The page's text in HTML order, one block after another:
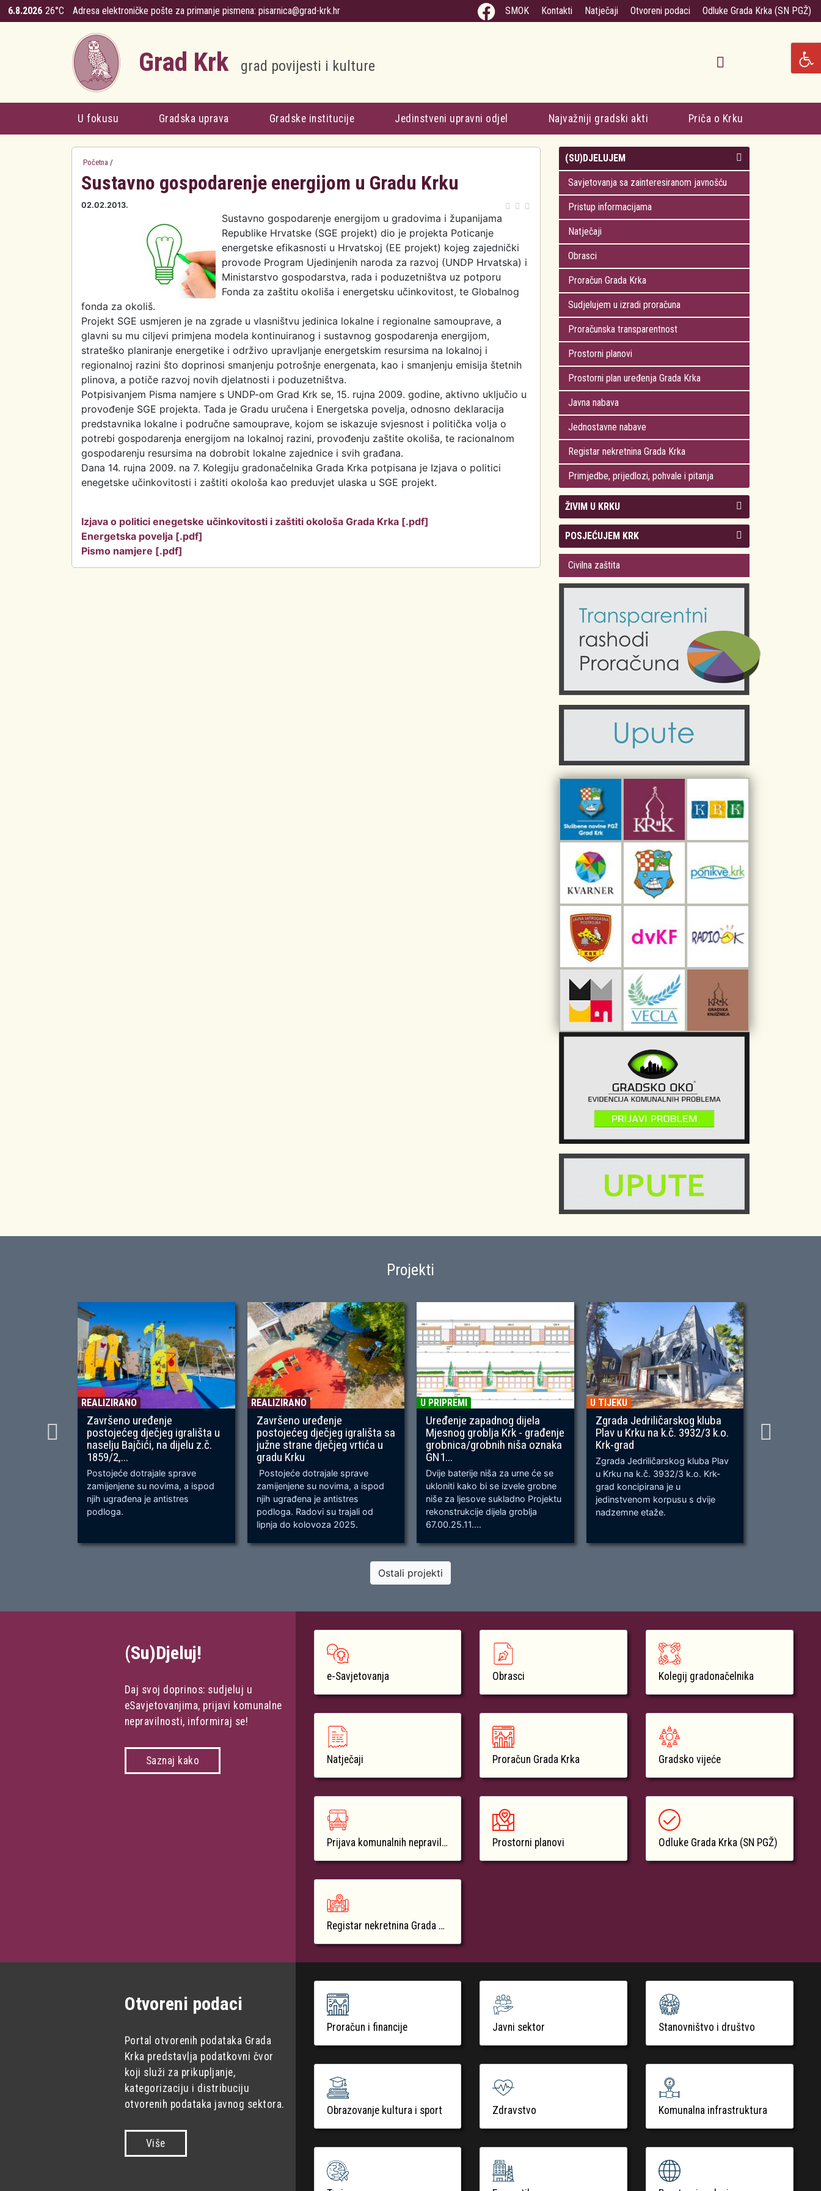
Skoči na glavni sadržaj
6.8.2026 26°C Adresa elektroničke pošte za primanje pismena: pisarnica@grad-krk.hr SMOK Kontakti Natječaji Otvoreni podaci Odluke Grada Krka (SN PGŽ)
Grad Krk grad povijesti i kulture
U fokusu Gradska uprava Gradske institucije Jedinstveni upravni odjel Najvažniji gradski akti Priča o Krku
Početna /
Sustavno gospodarenje energijom u Gradu Krku
02.02.2013.
Sustavno gospodarenje energijom u gradovima i županijama
Republike Hrvatske (SGE projekt) dio je projekta Poticanje
energetske efikasnosti u Hrvatskoj (EE projekt) kojeg zajednički
provode Program Ujedinjenih naroda za razvoj (UNDP Hrvatska) i
Ministarstvo gospodarstva, rada i poduzetništva uz potporu
Fonda za zaštitu okoliša i energetsku učinkovitost, te Globalnog
fonda za okoliš.
Projekt SGE usmjeren je na zgrade u vlasništvu jedinica lokalne i regionalne samouprave, a
glavni su mu ciljevi primjena modela kontinuiranog i sustavnog gospodarenja energijom,
strateško planiranje energetike i održivo upravljanje energetskim resursima na lokalnoj i
regionalnoj razini što doprinosi smanjenju potrošnje energenata, kao i smanjenju emisija štetnih
plinova, a potiče razvoj novih djelatnosti i poduzetništva.
Potpisivanjem Pisma namjere s UNDP-om Grad Krk se, 15. rujna 2009. godine, aktivno uključio u
provođenje SGE projekta. Tada je Gradu uručena i Energetska povelja, odnosno deklaracija
predstavnika lokalne i područne samouprave, kojom se iskazuje svjesnost i politička volja o
potrebi gospodarenja energijom na lokalnoj razini, provođenju zaštite okoliša, te racionalnom
gospodarenju resursima na dobrobit lokalne zajednice i svih građana.
Dana 14. rujna 2009. na 7. Kolegiju gradonačelnika Grada Krka potpisana je Izjava o politici
enegetske učinkovitosti i zaštiti okološa kao preduvjet ulaska u SGE projekt.
Izjava o politici enegetske učinkovitosti i zaštiti okološa Grada Krka [.pdf]
Energetska povelja [.pdf]
Pismo namjere [.pdf]
(SU)DJELUJEM
Savjetovanja sa zainteresiranom javnošću
Pristup informacijama
Natječaji
Obrasci
Proračun Grada Krka
Sudjelujem u izradi proračuna
Proračunska transparentnost
Prostorni planovi
Prostorni plan uređenja Grada Krka
Javna nabava
Jednostavne nabave
Registar nekretnina Grada Krka
Primjedbe, prijedlozi, pohvale i pitanja
ŽIVIM U KRKU
Kolegij gradonačelnika
Gradsko vijeće
Odluke Grada Krka (Službene novine PGŽ)
Obrazovanje
Komunalne usluge
Civilni sektor (arhiva udruga)
Sport i rekreacija
POSJEĆUJEM KRK
Plan Grada Krka
Krk 360° VR panorama
Krk uživo
Fotogalerije
Kalendar događanja
Turistička zajednica otoka Krka
Kulturno-turistička ruta Putovima Frankopana
Dar iz Krka
Interpretacijski centar pomorske baštine
Civilna zaštita
Projekti
REALIZIRANO
Završeno uređenje
postojećeg dječjeg igrališta u
naselju Bajčići, na dijelu z.č.
1859/2,...
Postojeće dotrajale sprave
zamijenjene su novima, a ispod
njih ugrađena je antistres
podloga.
REALIZIRANO
Završeno uređenje
postojećeg dječjeg igrališta sa
južne strane dječjeg vrtića u
gradu Krku
Postojeće dotrajale sprave
zamijenjene su novima, a ispod
njih ugrađena je antistres
podloga. Radovi su trajali od
lipnja do kolovoza 2025.
U PRIPREMI
Uređenje zapadnog dijela
Mjesnog groblja Krk - građenje
grobnica/grobnih niša oznaka
GN1...
Dvije baterije niša za urne će se
ukloniti kako bi se izvele grobne
niše za ljesove sukladno Projektu
rekonstrukcije dijela groblja
67.00.25.11....
U TIJEKU
Zgrada Jedriličarskog kluba
Plav u Krku na k.č. 3932/3 k.o.
Krk-grad
Zgrada Jedriličarskog kluba Plav
u Krku na k.č. 3932/3 k.o. Krk-
grad koncipirana je u
jedinstvenom korpusu s dvije
nadzemne etaže.
Gradnja
Ostali projekti
(Su)Djeluj!
Daj svoj doprinos: sudjeluj u
eSavjetovanjima, prijavi komunalne
nepravilnosti, informiraj se!
Saznaj kako
e-Savjetovanja
Natječaji
Prijava komunalnih nepravilnosti
Registar nekretnina Grada Krka
Obrasci
Proračun Grada Krka
Prostorni planovi
Kolegij gradonačelnika
Gradsko vijeće
Odluke Grada Krka (SN PGŽ)
Otvoreni podaci
Portal otvorenih podataka Grada
Krka predstavlja podatkovni čvor
koji služi za prikupljanje,
kategorizaciju i distribuciju
otvorenih podataka javnog sektora.
Više
Proračun i financije
Obrazovanje kultura i sport
Javni sektor
Zdravstvo
Stanovništvo i društvo
Komunalna infrastruktura